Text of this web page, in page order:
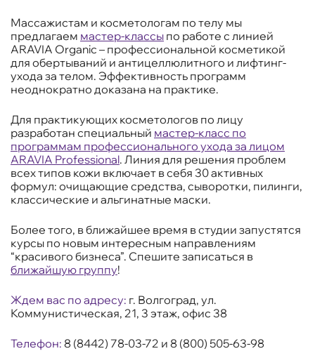
Массажистам и косметологам по телу мы
предлагаем мастер-классы по работе с линией
ARAVIA Organic – профессиональной косметикой
для обертываний и антицеллюлитного и лифтинг-
ухода за телом. Эффективность программ
неоднократно доказана на практике.
Для практикующих косметологов по лицу
разработан специальный мастер-класс по
программам профессионального ухода за лицом
ARAVIA Professional. Линия для решения проблем
всех типов кожи включает в себя 30 активных
формул: очищающие средства, сыворотки, пилинги,
классические и альгинатные маски.
Более того, в ближайшее время в студии запустятся
курсы по новым интересным направлениям
“красивого бизнеса”. Спешите записаться в
ближайшую группу!
Ждем вас по адресу: г. Волгоград, ул.
Коммунистическая, 21, 3 этаж, офис 38
Телефон: 8 (8442) 78-03-72 и 8 (800) 505-63-98